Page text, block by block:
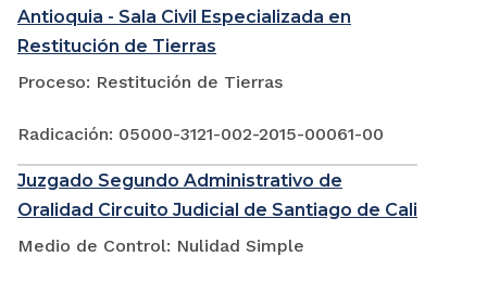
Antioquia - Sala Civil Especializada en
Restitución de Tierras
Proceso: Restitución de Tierras
Radicación: 05000-3121-002-2015-00061-00
Juzgado Segundo Administrativo de
Oralidad Circuito Judicial de Santiago de Cali
Medio de Control: Nulidad Simple